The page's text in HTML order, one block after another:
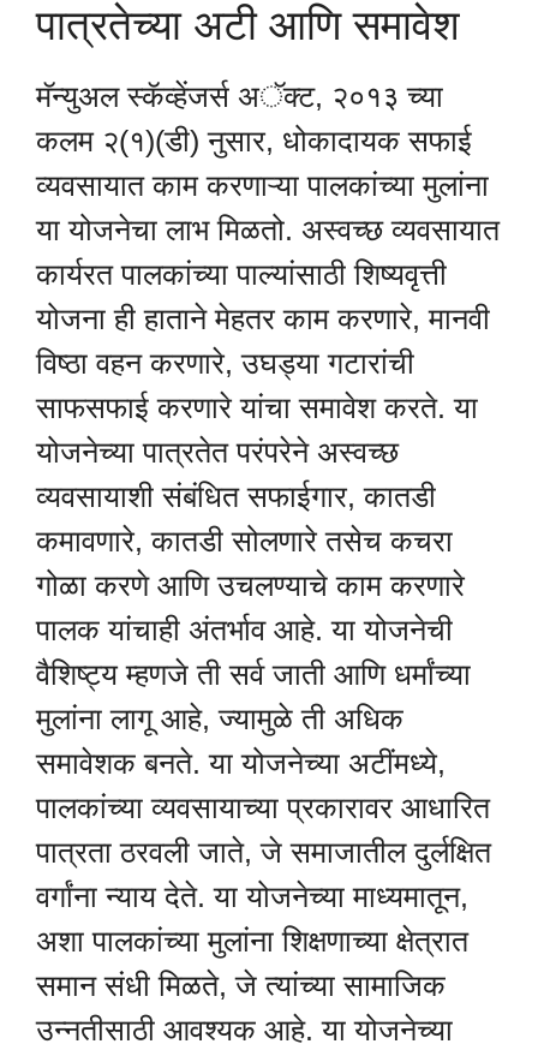
पात्रतेच्या अटी आणि समावेश
मॅन्युअल स्कॅव्हेंजर्स अॅक्ट, २०१३ च्या
कलम २(१)(डी) नुसार, धोकादायक सफाई
व्यवसायात काम करणाऱ्या पालकांच्या मुलांना
या योजनेचा लाभ मिळतो. अस्वच्छ व्यवसायात
कार्यरत पालकांच्या पाल्यांसाठी शिष्यवृत्ती
योजना ही हाताने मेहतर काम करणारे, मानवी
विष्ठा वहन करणारे, उघड्या गटारांची
साफसफाई करणारे यांचा समावेश करते. या
योजनेच्या पात्रतेत परंपरेने अस्वच्छ
व्यवसायाशी संबंधित सफाईगार, कातडी
कमावणारे, कातडी सोलणारे तसेच कचरा
गोळा करणे आणि उचलण्याचे काम करणारे
पालक यांचाही अंतर्भाव आहे. या योजनेची
वैशिष्ट्य म्हणजे ती सर्व जाती आणि धर्मांच्या
मुलांना लागू आहे, ज्यामुळे ती अधिक
समावेशक बनते. या योजनेच्या अटींमध्ये,
पालकांच्या व्यवसायाच्या प्रकारावर आधारित
पात्रता ठरवली जाते, जे समाजातील दुर्लक्षित
वर्गांना न्याय देते. या योजनेच्या माध्यमातून,
अशा पालकांच्या मुलांना शिक्षणाच्या क्षेत्रात
समान संधी मिळते, जे त्यांच्या सामाजिक
उन्नतीसाठी आवश्यक आहे. या योजनेच्या